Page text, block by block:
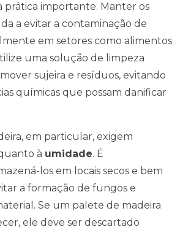
prática importante. Manter os
a evitar a contaminação de
em setores como alimentos
uma solução de limpeza
sujeira e resíduos, evitando
químicas que possam danificar
em particular, exigem
à umidade. É
los em locais secos e bem
a formação de fungos e
Se um palete de madeira
ele deve ser descartado